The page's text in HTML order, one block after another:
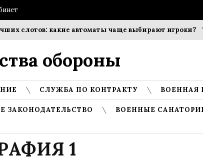
слотов: какие автоматы чаще выбирают игроки?
обороны
СЛУЖБА ПО КОНТРАКТУ ВОЕННАЯ
ЗАКОНОДАТЕЛЬСТВО ВОЕННЫЕ
1